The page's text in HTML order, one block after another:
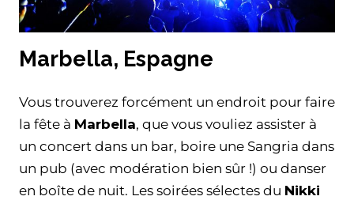
Marbella, Espagne
Vous trouverez forcément un endroit pour faire
la fête à Marbella, que vous vouliez assister à
un concert dans un bar, boire une Sangria dans
un pub (avec modération bien sûr !) ou danser
en boîte de nuit. Les soirées sélectes du Nikki